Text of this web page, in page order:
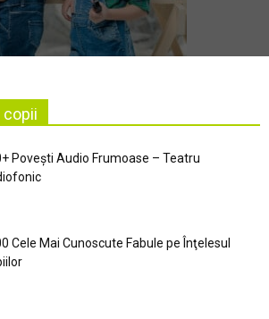
Povești Audio Frumoase – Teatru
Cele Mai Cunoscute Fabule pe Înţelesul